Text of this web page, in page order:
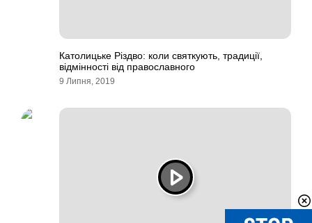
Католицьке Різдво: коли святкують, традиції,
відмінності від православного
9 Липня, 2019